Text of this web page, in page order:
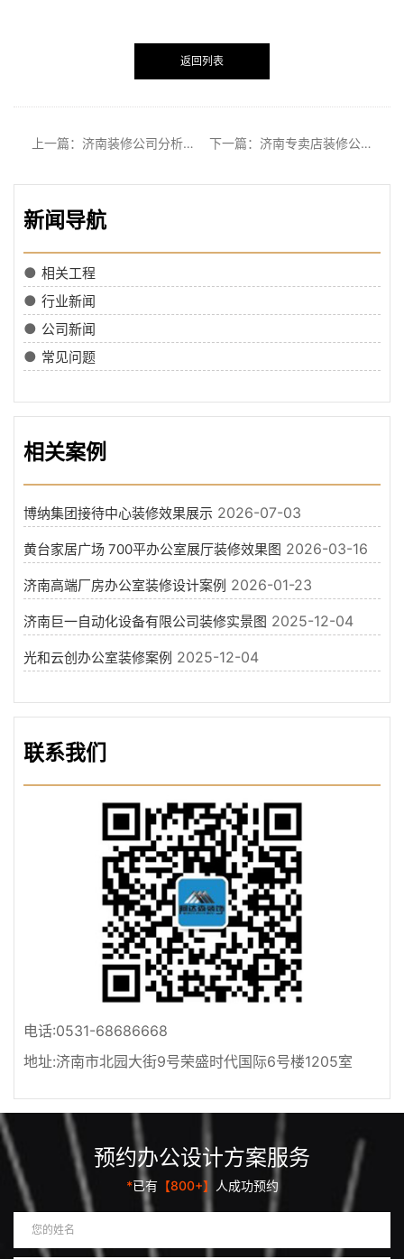
返回列表
上一篇：济南装修公司分析客厅和卧室的装修技巧 下一篇：济南专卖店装修公司分析耳机专卖店的装修设计
新闻导航
● 相关工程
● 行业新闻
● 公司新闻
● 常见问题
相关案例
博纳集团接待中心装修效果展示 2026-07-03
黄台家居广场 700平办公室展厅装修效果图 2026-03-16
济南高端厂房办公室装修设计案例 2026-01-23
济南巨一自动化设备有限公司装修实景图 2025-12-04
光和云创办公室装修案例 2025-12-04
联系我们
电话:0531-68686668
地址:济南市北园大街9号荣盛时代国际6号楼1205室
预约办公设计方案服务
*已有【800+】 人成功预约